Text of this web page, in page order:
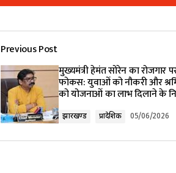
Your email address will not be
Comment*
Previous Post
मुख्यमंत्री हेमंत सोरेन का रोजगार
फोकस: युवाओं को नौकरी और
को योजनाओं का लाभ दिलाने के
झारखण्ड प्रादेशिक 05/06/2026